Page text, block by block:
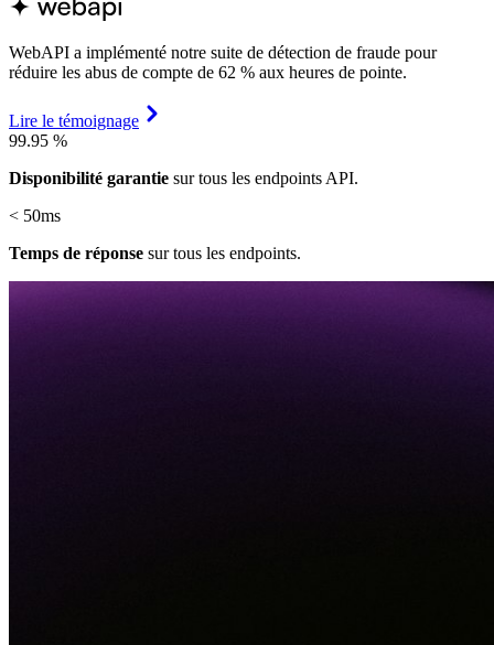
WebAPI a implémenté notre suite de détection de fraude pour
réduire les abus de compte de 62 % aux heures de pointe.
Lire le témoignage
99.95 %
Disponibilité garantie sur tous les endpoints API.
< 50ms
Temps de réponse sur tous les endpoints.